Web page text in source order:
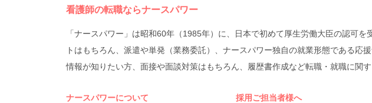
看護師の転職ならナースパワー
「ナースパワー」は昭和60年（1985年）に、日本で初めて厚生労働大臣の認可
トはもちろん、派遣や単発（業務委託）、ナースパワー独自の就業形態である
情報が知りたい方、面接や面談対策はもちろん、履歴書作成など転職・就職に関
ナースパワーについて
採用ご担当者様へ